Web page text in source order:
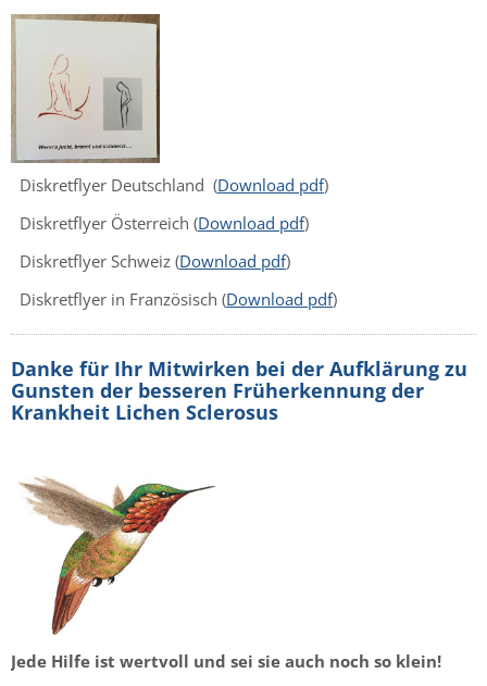
Diskretflyer Deutschland (Download pdf)
Diskretflyer Österreich (Download pdf)
Diskretflyer Schweiz (Download pdf)
Diskretflyer in Französisch (Download pdf)
Danke für Ihr Mitwirken bei der Aufklärung zu
Gunsten der besseren Früherkennung der
Krankheit Lichen Sclerosus
Jede Hilfe ist wertvoll und sei sie auch noch so klein!